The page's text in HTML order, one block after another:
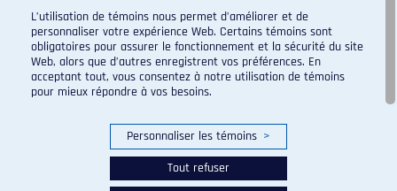
L’utilisation de témoins nous permet d’améliorer et de
personnaliser votre expérience Web. Certains témoins sont
obligatoires pour assurer le fonctionnement et la sécurité du site
Web, alors que d’autres enregistrent vos préférences. En
acceptant tout, vous consentez à notre utilisation de témoins
pour mieux répondre à vos besoins.
Personnaliser les témoins >
Tout refuser